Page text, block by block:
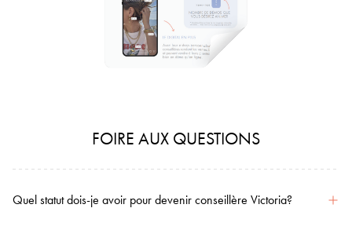
FOIRE AUX QUESTIONS
Quel statut dois-je avoir pour devenir conseillère Victoria?